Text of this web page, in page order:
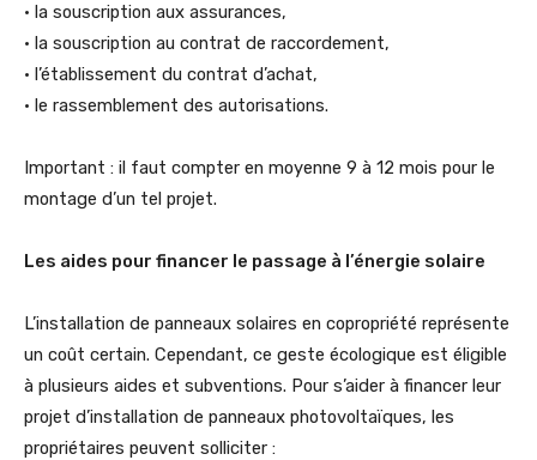
• la souscription aux assurances,
• la souscription au contrat de raccordement,
• l’établissement du contrat d’achat,
• le rassemblement des autorisations.
Important : il faut compter en moyenne 9 à 12 mois pour le
montage d’un tel projet.
Les aides pour financer le passage à l’énergie solaire
L’installation de panneaux solaires en copropriété représente
un coût certain. Cependant, ce geste écologique est éligible
à plusieurs aides et subventions. Pour s’aider à financer leur
projet d’installation de panneaux photovoltaïques, les
propriétaires peuvent solliciter :